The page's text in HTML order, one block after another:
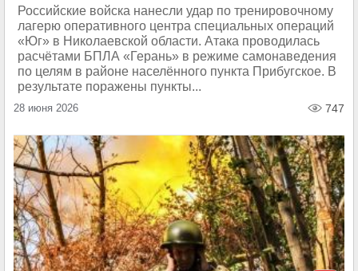
Российские войска нанесли удар по тренировочному
лагерю оперативного центра специальных операций
«Юг» в Николаевской области. Атака проводилась
расчётами БПЛА «Герань» в режиме самонаведения
по целям в районе населённого пункта Прибугское. В
результате поражены пункты...
28 июня 2026 747